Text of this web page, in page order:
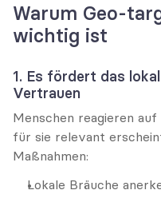
Warum Geo-
wichtig ist
1. Es fördert das
Vertrauen
Menschen reagieren
für sie relevant
Maßnahmen:
Lokale Bräuche